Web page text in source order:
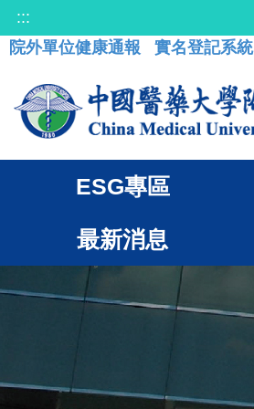
:::
院外單位健康通報
實名登記系統
ESG專區
最新消息